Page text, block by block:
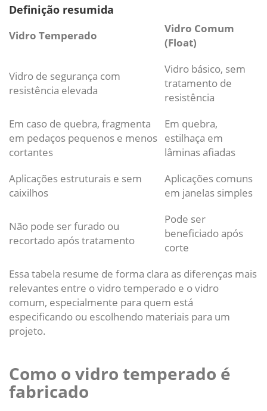
Definição resumida
Vidro Temperado
Vidro Comum
(Float)
Vidro de segurança com
resistência elevada
Vidro básico, sem
tratamento de
resistência
Em caso de quebra, fragmenta
em pedaços pequenos e menos
cortantes
Em quebra,
estilhaça em
lâminas afiadas
Aplicações estruturais e sem
caixilhos
Aplicações comuns
em janelas simples
Não pode ser furado ou
recortado após tratamento
Pode ser
beneficiado após
corte
Essa tabela resume de forma clara as diferenças mais
relevantes entre o vidro temperado e o vidro
comum, especialmente para quem está
especificando ou escolhendo materiais para um
projeto.
Como o vidro temperado é
fabricado